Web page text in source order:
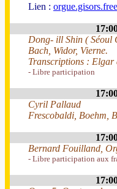
Lien :
Dong- ill Shin ( Séoul
Bach, Widor, Vierne.
Transcriptions : Elgar
- Libre participation
Cyril Pallaud
Frescobaldi, Boehm,
Bernard Fouilland,
- Libre participation aux